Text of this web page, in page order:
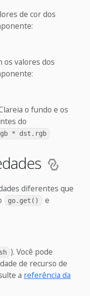
de cor dos
os valores dos
o fundo e os
do
* dst.rgb
diferentes que
go.get() e
). Você pode
de recurso de
a referência da